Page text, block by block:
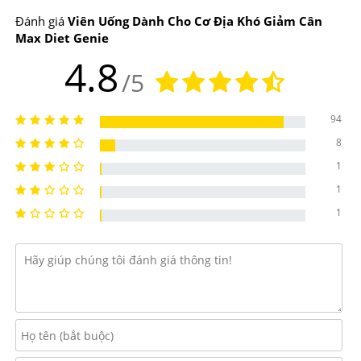
Max Diet Genie Có Công Dụng, Điểm Nổi Bật
Gì?
Công dụng chính của
Viên Uống Dành Cho Cơ Địa
-Công hiệu giảm cân vượt trội.
-Giúp tác động và thúc đẩy giúp nhanh chóng đánh tan
các vùng mỡ thừa lâu năm
trong cơ thể.
-Giúp tiêu hao năng lượng tích tụ dưới dạng mỡ thừa,
liên tục đốt cháy đào thải vùng mỡ cứng lâu năm
Đánh giá Viên Uống Dành Cho Cơ Địa Khó Giảm Cân
Max Diet Genie
4.8/5
94
8
1
1
1